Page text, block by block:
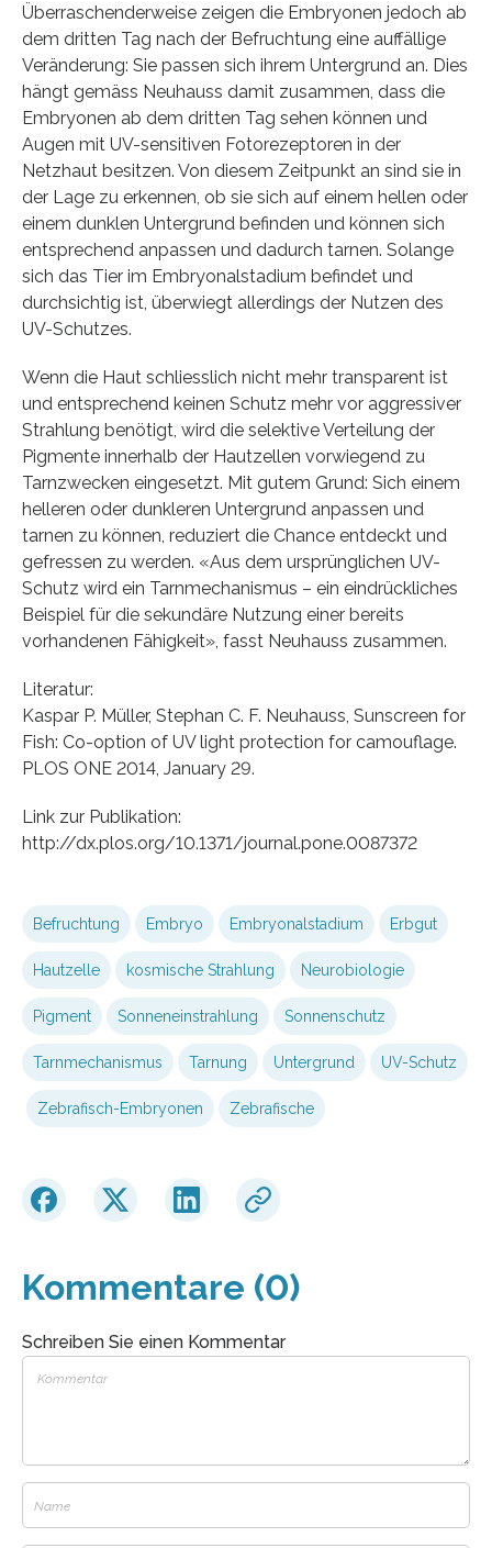
Überraschenderweise zeigen die Embryonen jedoch ab
dem dritten Tag nach der Befruchtung eine auffällige
Veränderung: Sie passen sich ihrem Untergrund an. Dies
hängt gemäss Neuhauss damit zusammen, dass die
Embryonen ab dem dritten Tag sehen können und
Augen mit UV-sensitiven Fotorezeptoren in der
Netzhaut besitzen. Von diesem Zeitpunkt an sind sie in
der Lage zu erkennen, ob sie sich auf einem hellen oder
einem dunklen Untergrund befinden und können sich
entsprechend anpassen und dadurch tarnen. Solange
sich das Tier im Embryonalstadium befindet und
durchsichtig ist, überwiegt allerdings der Nutzen des
UV-Schutzes.
Wenn die Haut schliesslich nicht mehr transparent ist
und entsprechend keinen Schutz mehr vor aggressiver
Strahlung benötigt, wird die selektive Verteilung der
Pigmente innerhalb der Hautzellen vorwiegend zu
Tarnzwecken eingesetzt. Mit gutem Grund: Sich einem
helleren oder dunkleren Untergrund anpassen und
tarnen zu können, reduziert die Chance entdeckt und
gefressen zu werden. «Aus dem ursprünglichen UV-
Schutz wird ein Tarnmechanismus – ein eindrückliches
Beispiel für die sekundäre Nutzung einer bereits
vorhandenen Fähigkeit», fasst Neuhauss zusammen.
Literatur:
Kaspar P. Müller, Stephan C. F. Neuhauss, Sunscreen for
Fish: Co-option of UV light protection for camouflage.
PLOS ONE 2014, January 29.
Link zur Publikation:
http://dx.plos.org/10.1371/journal.pone.0087372
Befruchtung Embryo Embryonalstadium Erbgut
Hautzelle kosmische Strahlung Neurobiologie
Pigment Sonneneinstrahlung Sonnenschutz
Tarnmechanismus Tarnung Untergrund UV-Schutz
Zebrafisch-Embryonen Zebrafische
Kommentare (0)
Schreiben Sie einen Kommentar